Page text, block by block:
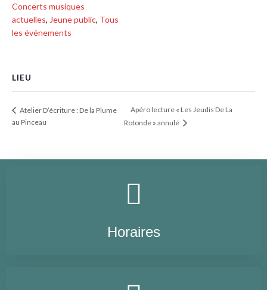
Concerts musiques
actuelles, Jeune public, Tous
les événements
LIEU
Atelier D’écriture : De la Plume
au Pinceau
Apéro lecture « Les Jeudis De La
Rotonde » annulé
Horaires